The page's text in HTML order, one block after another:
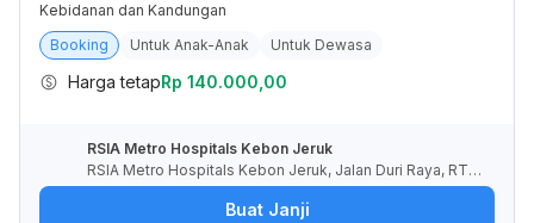
Kebidanan dan Kandungan
Booking
Untuk Anak-Anak Untuk Dewasa
Harga tetapRp 140.000,00
RSIA Metro Hospitals Kebon Jeruk
RSIA Metro Hospitals Kebon Jeruk, Jalan Duri Raya, RT.
2/RW.7, Duri Kepa, Kota Jakarta Barat, Daerah Khusus Ibu
kota Jakarta, IndonesiaBuat Janji